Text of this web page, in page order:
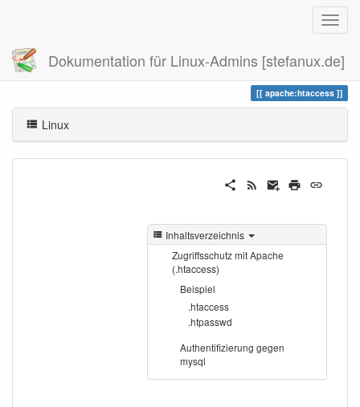
Dokumentation für Linux-Admins [stefanux.de]
Zuletzt angesehen htaccess
apache:htaccess
Linux
Inhaltsverzeichnis
Zugriffsschutz mit Apache
(.htaccess)
Beispiel
.htaccess
.htpasswd
Authentifizierung gegen
mysql